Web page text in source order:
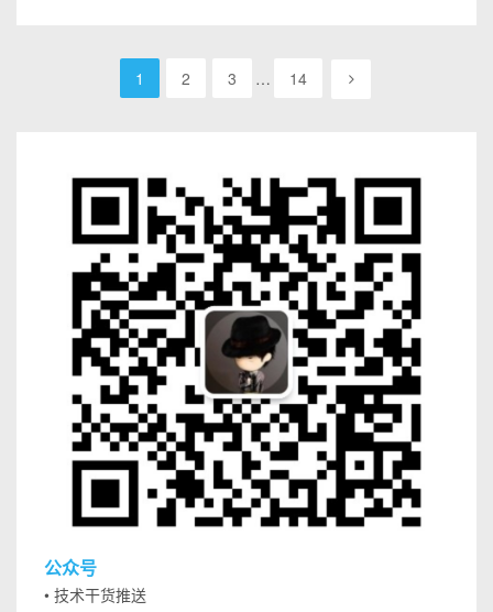
1 2 3 … 14
公众号
• 技术干货推送